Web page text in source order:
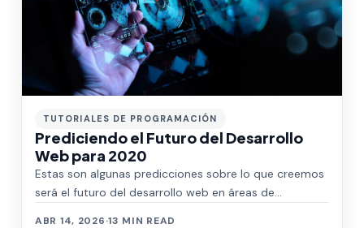
TUTORIALES DE PROGRAMACIÓN
Prediciendo el Futuro del Desarrollo
Web para 2020
Estas son algunas predicciones sobre lo que creemos
será el futuro del desarrollo web en áreas de
ABR 14, 2026·13 MIN READ